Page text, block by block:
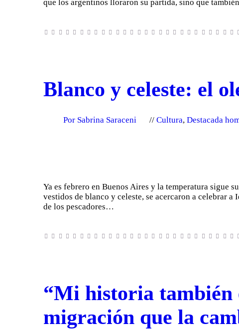
que los argentinos lloraron su partida, sino que
Blanco y celeste: el
Por Sabrina Saraceni Cultura,Destacada
Ya es febrero en Buenos Aires y la temperatura sigue
vestidos de blanco y celeste, se acercaron a celebrar
de los pescadores…
“Mi historia también
migración que la